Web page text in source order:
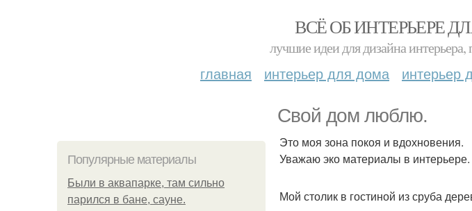
ВСЁ ОБ ИНТЕРЬЕРЕ
лучшие идеи для дизайна интерьера,
главная интерьер для дома интерьер
Свой дом люблю.
Популярные материалы
Были в аквапарке, там сильно
парился в бане, сауне.
Это моя зона покоя и вдохновения.
Уважаю эко материалы в интерьере.
Мой столик в гостиной из сруба